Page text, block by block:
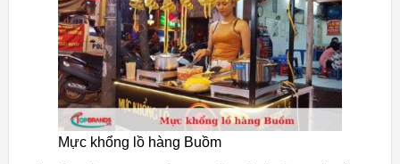
Mực khổng lồ hàng Buồm